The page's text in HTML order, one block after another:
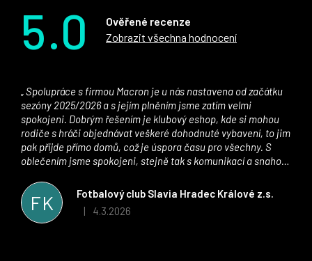
5.0
Ověřené recenze
Zobrazit všechna hodnocení
FK
Fotbalový club Slavia Hradec Králové z.s.
Hodnocení obchodu je 5 z 5 hvězdiček.
| 4.3.2026
sezóny 2025/2026 a s jejím plněním jsme zatím velmi
spokojeni. Dobrým řešením je klubový eshop, kde si mohou
rodiče s hráči objednávat veškeré dohodnuté vybavení, to jim
pak přijde přímo domů, což je úspora času pro všechny. S
oblečením jsme spokojeni, stejně tak s komunikací a snahou
stran. Věříme, že v tomto duchu bude spolupráce pokračovat
i nadále, nyní už začínáme řešit i první sady dresů ;)